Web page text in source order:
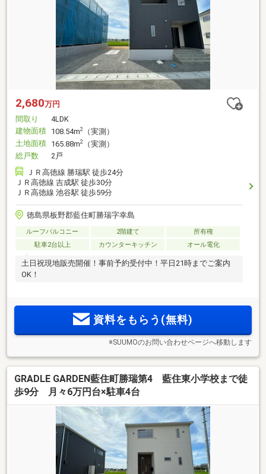
2,680万円
間取り
4LDK
建物面積 108.54m2
（実測）
土地面積 165.88m2
（実測）
総戸数
2戸
ＪＲ高徳線 勝瑞駅 徒歩24分
ＪＲ高徳線 吉成駅 徒歩30分
ＪＲ高徳線 池谷駅 徒歩59分
徳島県板野郡藍住町勝瑞字幸島
ルーフバルコニー 2階建て
所有権
駐車2台以上
カウンターキッチン オール電化
土日祝現地販売開催！事前予約受付中！平日21時までご案内
OK！
資料をもらう(無料)
※SUUMOのお問い合わせページへ移動します
GRADLE GARDEN藍住町勝瑞第4 藍住東小学校まで徒
歩9分 月々6万円台×駐車4台